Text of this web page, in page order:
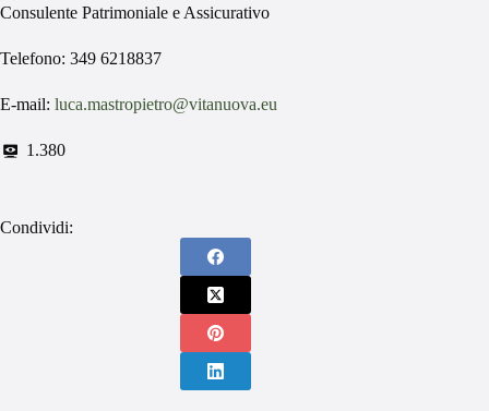
Consulente Patrimoniale e Assicurativo
Telefono: 349 6218837
E-mail: luca.mastropietro@vitanuova.eu
1.380
Condividi: